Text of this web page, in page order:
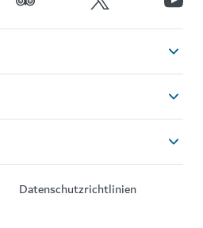
Datenschutzrichtlinien